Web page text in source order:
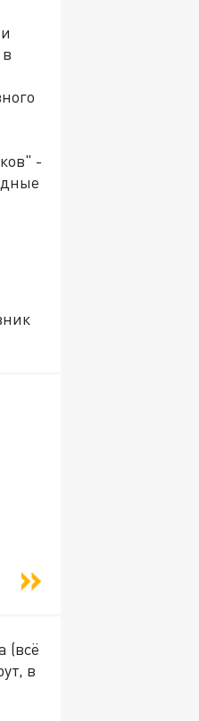
-
(всё
в